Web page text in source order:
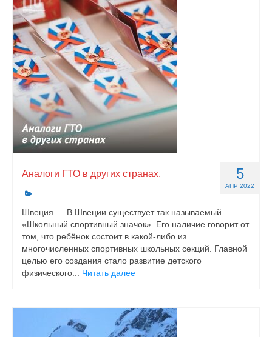
5
АПР 2022
Аналоги ГТО в других странах.
Швеция. ⠀ В Швеции существует так называемый
«Школьный спортивный значок». Его наличие говорит от
том, что ребёнок состоит в какой-либо из
многочисленных спортивных школьных секций. Главной
целью его создания стало развитие детского
физического... Читать далее